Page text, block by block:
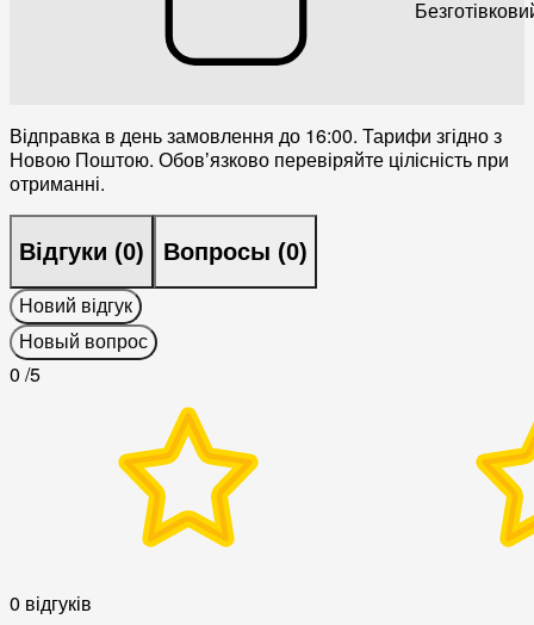
Відправка в день замовлення до 16:00. Тарифи згідно з
Новою Поштою. Обовʼязково перевіряйте цілісність при
отриманні.
Відгуки (0) Вопросы (0)
Новий відгук
Новый вопрос
0 /5
0 відгуків